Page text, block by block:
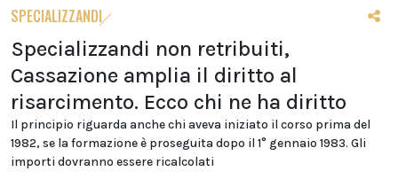
SPECIALIZZANDI
Specializzandi non retribuiti,
Cassazione amplia il diritto al
risarcimento. Ecco chi ne ha diritto
Il principio riguarda anche chi aveva iniziato il corso prima del
1982, se la formazione è proseguita dopo il 1° gennaio 1983. Gli
importi dovranno essere ricalcolati